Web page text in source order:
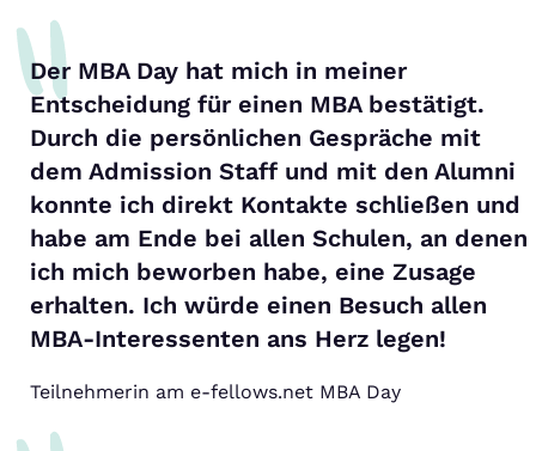
Der MBA Day hat mich in meiner
Entscheidung für einen MBA bestätigt.
Durch die persönlichen Gespräche mit
dem Admission Staff und mit den Alumni
konnte ich direkt Kontakte schließen und
habe am Ende bei allen Schulen, an denen
ich mich beworben habe, eine Zusage
erhalten. Ich würde einen Besuch allen
MBA-Interessenten ans Herz legen!
Teilnehmerin am e-fellows.net MBA Day